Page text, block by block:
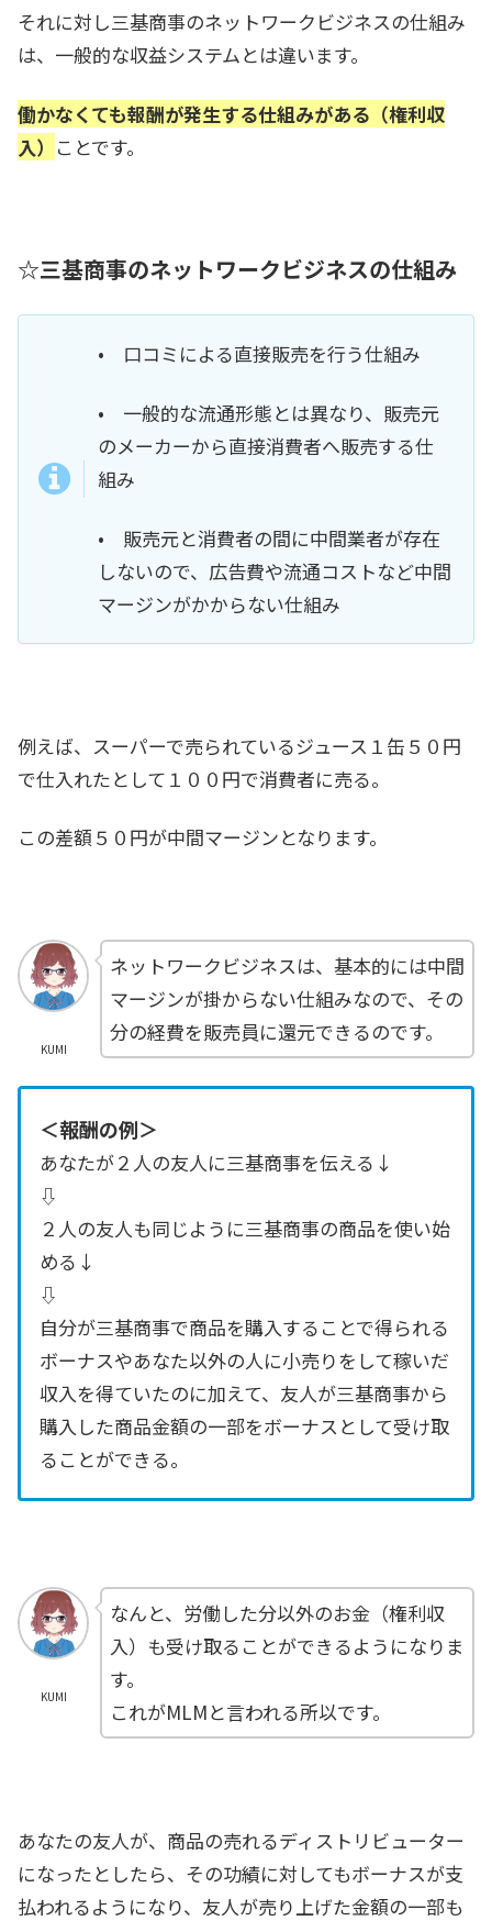
それに対し三基商事のネットワークビジネスの仕組み
は、一般的な収益システムとは違います。
働かなくても報酬が発生する仕組みがある（権利収
入） ことです。
☆三基商事のネットワークビジネスの仕組み
• 口コミによる直接販売を行う仕組み
• 一般的な流通形態とは異なり、販売元
のメーカーから直接消費者へ販売する仕
組み
• 販売元と消費者の間に中間業者が存在
しないので、広告費や流通コストなど中間
マージンがかからない仕組み
例えば、スーパーで売られているジュース１缶５０円
で仕入れたとして１００円で消費者に売る。
この差額５０円が中間マージンとなります。
KUMI
ネットワークビジネスは、基本的には中間
マージンが掛からない仕組みなので、その
分の経費を販売員に還元できるのです。
＜報酬の例＞
あなたが２人の友人に三基商事を伝える↓
⇩
２人の友人も同じように三基商事の商品を使い始
める↓
⇩
自分が三基商事で商品を購入することで得られる
ボーナスやあなた以外の人に小売りをして稼いだ
収入を得ていたのに加えて、友人が三基商事から
購入した商品金額の一部をボーナスとして受け取
ることができる。
KUMI
なんと、労働した分以外のお金（権利収
入）も受け取ることができるようになりま
す。
これがMLMと言われる所以です。
あなたの友人が、商品の売れるディストリビューター
になったとしたら、その功績に対してもボーナスが支
払われるようになり、友人が売り上げた金額の一部も